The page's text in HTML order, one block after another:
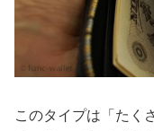
このタイプは「たく